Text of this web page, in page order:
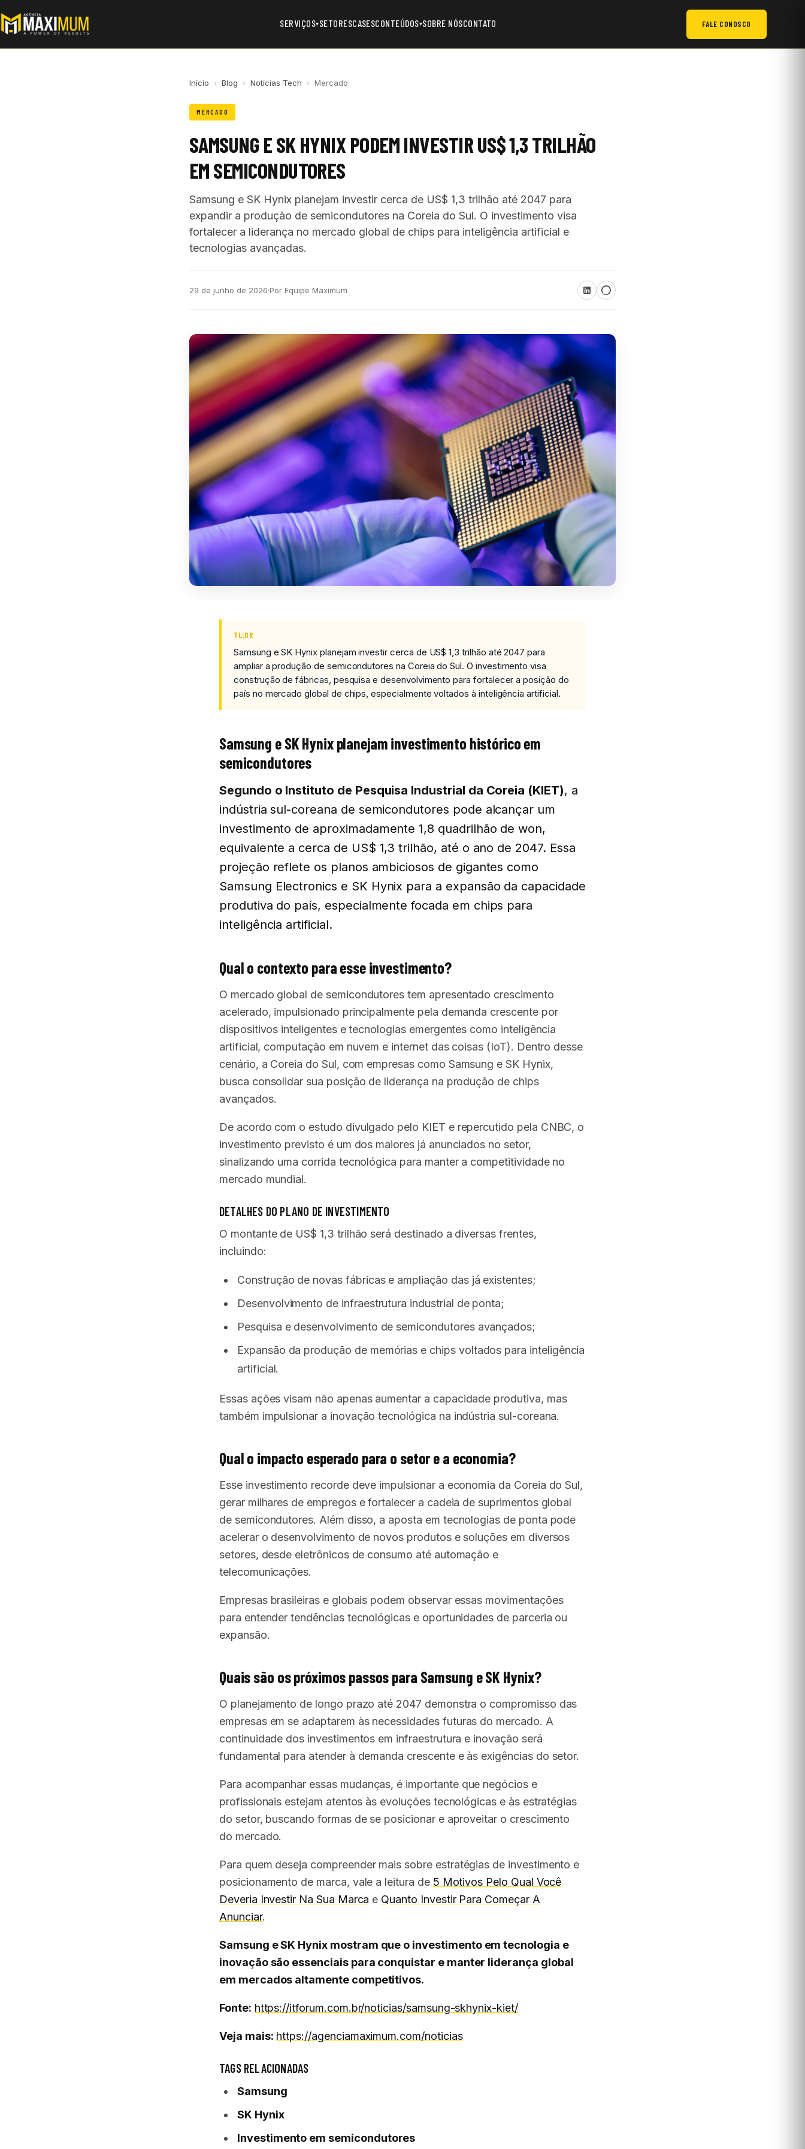
SERVIÇOS▾SETORESCASESCONTEÚDOS▾SOBRE NÓSCONTATO FALE CONOSCO
Início › Blog › Notícias Tech › Mercado
MERCADO
SAMSUNG E SK HYNIX PODEM INVESTIR US$ 1,3 TRILHÃO
EM SEMICONDUTORES
Samsung e SK Hynix planejam investir cerca de US$ 1,3 trilhão até 2047 para
expandir a produção de semicondutores na Coreia do Sul. O investimento visa
fortalecer a liderança no mercado global de chips para inteligência artificial e
tecnologias avançadas.
29 de junho de 2026·Por Equipe Maximum
TL;DR
Samsung e SK Hynix planejam investir cerca de US$ 1,3 trilhão até 2047 para
ampliar a produção de semicondutores na Coreia do Sul. O investimento visa
construção de fábricas, pesquisa e desenvolvimento para fortalecer a posição do
país no mercado global de chips, especialmente voltados à inteligência artificial.
Samsung e SK Hynix planejam investimento histórico em
semicondutores
Segundo o Instituto de Pesquisa Industrial da Coreia (KIET), a
indústria sul-coreana de semicondutores pode alcançar um
investimento de aproximadamente 1,8 quadrilhão de won,
equivalente a cerca de US$ 1,3 trilhão, até o ano de 2047. Essa
projeção reflete os planos ambiciosos de gigantes como
Samsung Electronics e SK Hynix para a expansão da capacidade
produtiva do país, especialmente focada em chips para
inteligência artificial.
Qual o contexto para esse investimento?
O mercado global de semicondutores tem apresentado crescimento
acelerado, impulsionado principalmente pela demanda crescente por
dispositivos inteligentes e tecnologias emergentes como inteligência
artificial, computação em nuvem e internet das coisas (IoT). Dentro desse
cenário, a Coreia do Sul, com empresas como Samsung e SK Hynix,
busca consolidar sua posição de liderança na produção de chips
avançados.
De acordo com o estudo divulgado pelo KIET e repercutido pela CNBC, o
investimento previsto é um dos maiores já anunciados no setor,
sinalizando uma corrida tecnológica para manter a competitividade no
mercado mundial.
DETALHES DO PLANO DE INVESTIMENTO
O montante de US$ 1,3 trilhão será destinado a diversas frentes,
incluindo:
Construção de novas fábricas e ampliação das já existentes;
Desenvolvimento de infraestrutura industrial de ponta;
Pesquisa e desenvolvimento de semicondutores avançados;
Expansão da produção de memórias e chips voltados para inteligência
artificial.
Essas ações visam não apenas aumentar a capacidade produtiva, mas
também impulsionar a inovação tecnológica na indústria sul-coreana.
Qual o impacto esperado para o setor e a economia?
Esse investimento recorde deve impulsionar a economia da Coreia do Sul,
gerar milhares de empregos e fortalecer a cadeia de suprimentos global
de semicondutores. Além disso, a aposta em tecnologias de ponta pode
acelerar o desenvolvimento de novos produtos e soluções em diversos
setores, desde eletrônicos de consumo até automação e
telecomunicações.
Empresas brasileiras e globais podem observar essas movimentações
para entender tendências tecnológicas e oportunidades de parceria ou
expansão.
Quais são os próximos passos para Samsung e SK Hynix?
O planejamento de longo prazo até 2047 demonstra o compromisso das
empresas em se adaptarem às necessidades futuras do mercado. A
continuidade dos investimentos em infraestrutura e inovação será
fundamental para atender à demanda crescente e às exigências do setor.
Para acompanhar essas mudanças, é importante que negócios e
profissionais estejam atentos às evoluções tecnológicas e às estratégias
do setor, buscando formas de se posicionar e aproveitar o crescimento
do mercado.
Para quem deseja compreender mais sobre estratégias de investimento e
posicionamento de marca, vale a leitura de 5 Motivos Pelo Qual Você
Deveria Investir Na Sua Marca e Quanto Investir Para Começar A
Anunciar.
Samsung e SK Hynix mostram que o investimento em tecnologia e
inovação são essenciais para conquistar e manter liderança global
em mercados altamente competitivos.
Fonte: https://itforum.com.br/noticias/samsung-skhynix-kiet/
Veja mais: https://agenciamaximum.com/noticias
TAGS RELACIONADAS
Samsung
SK Hynix
Investimento em semicondutores